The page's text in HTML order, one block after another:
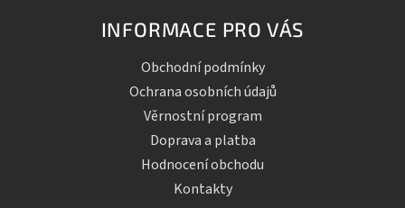
INFORMACE PRO VÁS
Obchodní podmínky
Ochrana osobních údajů
Věrnostní program
Doprava a platba
Hodnocení obchodu
Kontakty